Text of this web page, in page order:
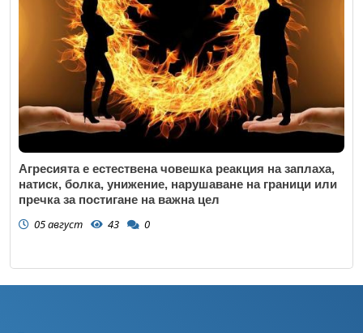
Агресията е естествена човешка реакция на заплаха,
натиск, болка, унижение, нарушаване на граници или
пречка за постигане на важна цел
05 август 43 0